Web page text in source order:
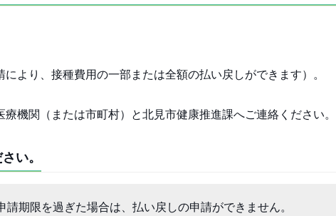
より、接種費用の一部または全額の払い戻しができます）。
機関（または市町村）と北見市健康推進課へご連絡ください。
い。
期限を過ぎた場合は、払い戻しの申請ができません。